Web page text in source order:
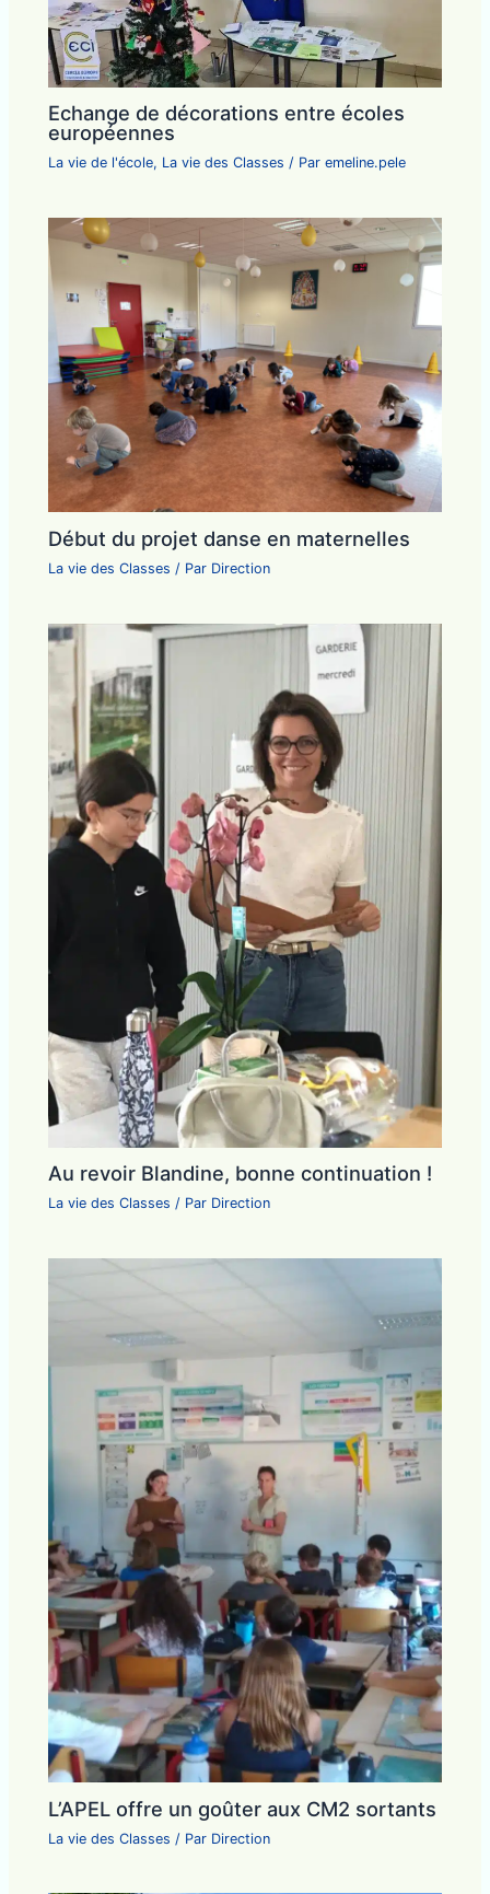
Echange de décorations entre écoles
européennes
La vie de l'école, La vie des Classes / Paremeline.pele
Début du projet danse en maternelles
La vie des Classes / Par Direction
Au revoir Blandine, bonne continuation !
La vie des Classes / Par Direction
L’APEL offre un goûter aux CM2 sortants
La vie des Classes / Par Direction